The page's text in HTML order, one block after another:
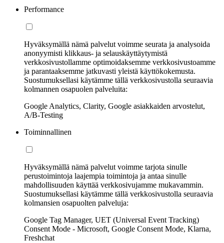
Performance
Hyväksymällä nämä palvelut voimme seurata ja analysoida
anonyymisti klikkaus- ja selauskäyttäytymistä
verkkosivustollamme optimoidaksemme verkkosivustoamme
ja parantaaksemme jatkuvasti yleistä käyttökokemusta.
Suostumuksellasi käytämme tällä verkkosivustolla seuraavia
kolmannen osapuolen palveluita:
Google Analytics, Clarity, Google asiakkaiden arvostelut,
A/B-Testing
Toiminnallinen
Hyväksymällä nämä palvelut voimme tarjota sinulle
perustoimintoja laajempia toimintoja ja antaa sinulle
mahdollisuuden käyttää verkkosivujamme mukavammin.
Suostumuksellasi käytämme tällä verkkosivustolla seuraavia
kolmansien osapuolten palveluja:
Google Tag Manager, UET (Universal Event Tracking)
Consent Mode - Microsoft, Google Consent Mode, Klarna,
Freshchat